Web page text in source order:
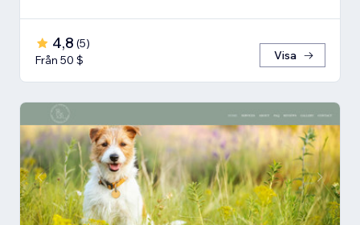
4,8 (5)
Från 50 $
Visa